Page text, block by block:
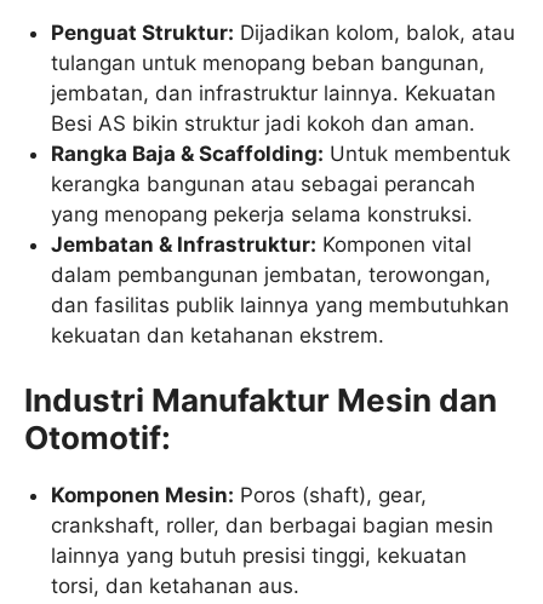
Penguat Struktur: Dijadikan kolom, balok, atau
tulangan untuk menopang beban bangunan,
jembatan, dan infrastruktur lainnya. Kekuatan
Besi AS bikin struktur jadi kokoh dan aman.
Rangka Baja & Scaffolding: Untuk membentuk
kerangka bangunan atau sebagai perancah
yang menopang pekerja selama konstruksi.
Jembatan & Infrastruktur: Komponen vital
dalam pembangunan jembatan, terowongan,
dan fasilitas publik lainnya yang membutuhkan
kekuatan dan ketahanan ekstrem.
Industri Manufaktur Mesin dan
Otomotif:
Komponen Mesin: Poros (shaft), gear,
crankshaft, roller, dan berbagai bagian mesin
lainnya yang butuh presisi tinggi, kekuatan
torsi, dan ketahanan aus.